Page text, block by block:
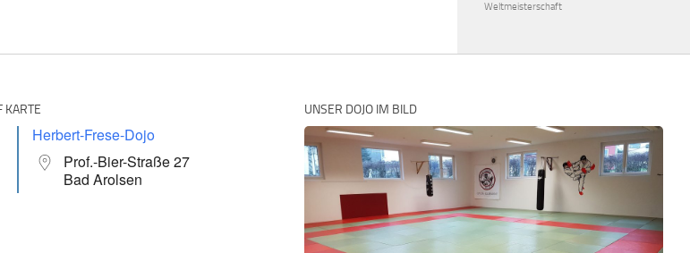
Weltmeisterschaft
KARTE
Herbert-Frese-Dojo
Prof.-Bier-Straße 27
Bad Arolsen
UNSER DOJO IM BILD